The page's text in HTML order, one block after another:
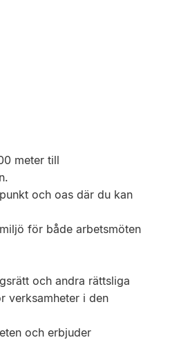
meter till
och oas där du kan
för både arbetsmöten
och andra rättsliga
verksamheter i den
och erbjuder